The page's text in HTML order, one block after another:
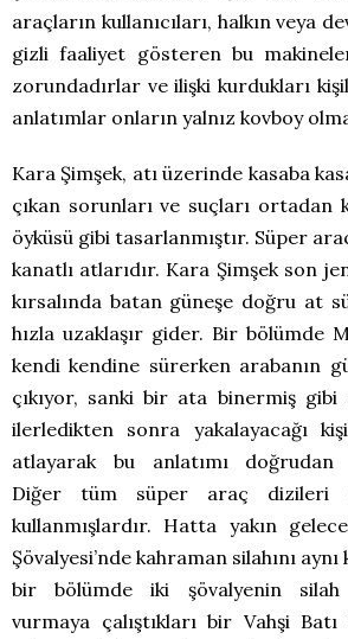
araçların kullanıcıları, halkın veya
gizli faaliyet gösteren bu
zorundadırlar ve ilişki kurdukları
anlatımlar onların yalnız kovboy
Kara Şimşek, atı üzerinde kasaba
çıkan sorunları ve suçları ortadan
öyküsü gibi tasarlanmıştır. Süper
kanatlı atlarıdır. Kara Şimşek son
kırsalında batan güneşe doğru at
hızla uzaklaşır gider. Bir bölümde
kendi kendine sürerken arabanın
çıkıyor, sanki bir ata binermiş gibi
ilerledikten sonra yakalayacağı
atlayarak bu anlatımı doğrudan
Diğer tüm süper araç dizileri
kullanmışlardır. Hatta yakın
Şövalyesi’nde kahraman silahını
bir bölümde iki şövalyenin
vurmaya çalıştıkları bir Vahşi Batı